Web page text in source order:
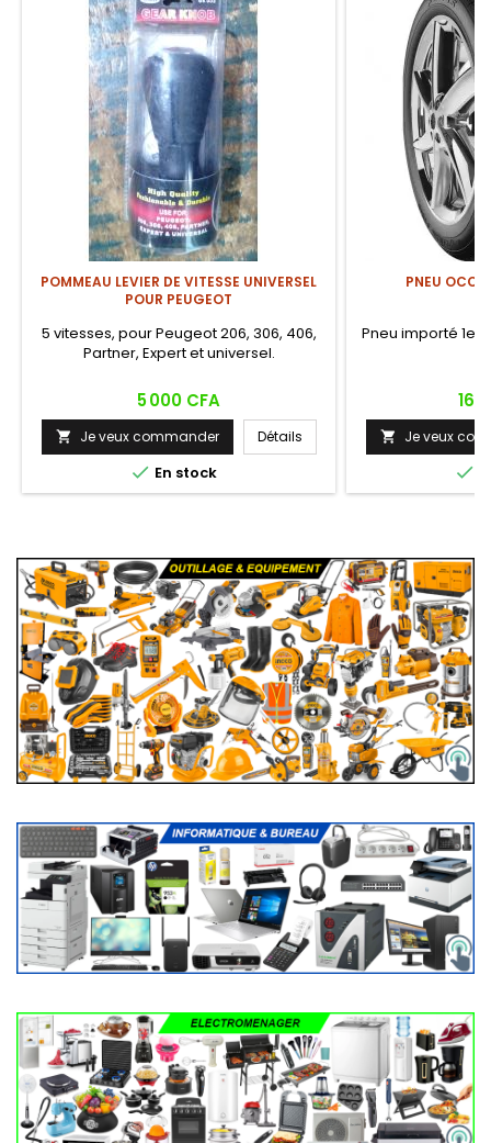
POMMEAU LEVIER DE VITESSE UNIVERSEL
POUR PEUGEOT
5 vitesses, pour Peugeot 206, 306, 406,
Partner, Expert et universel.
Prix
5 000 CFA
 Je veux commander Détails
 En stock
PNEU
Pneu importé 1er
Prix
16
 Je veux
